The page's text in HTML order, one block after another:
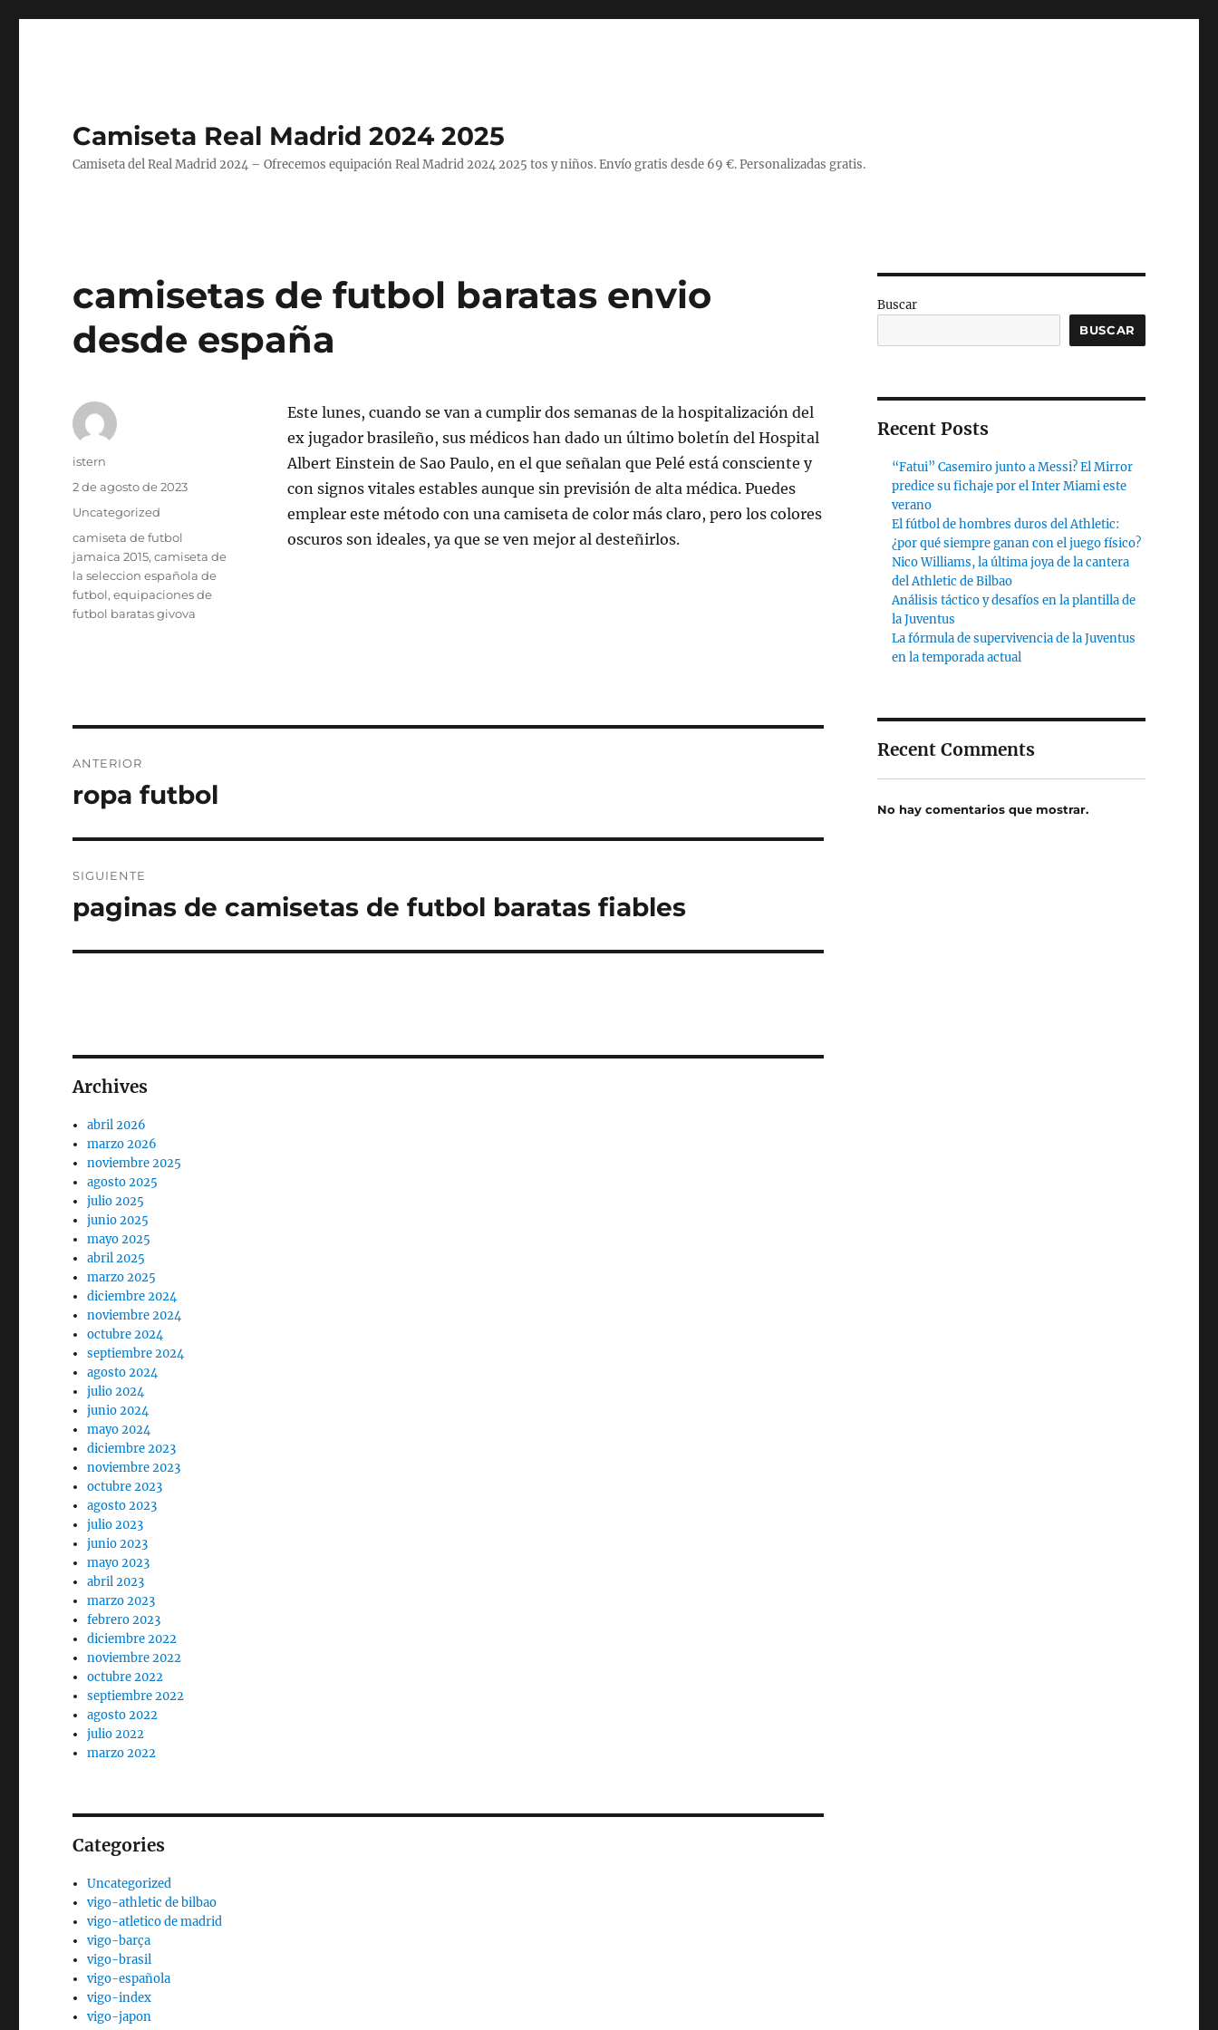
Camiseta Real Madrid 2024 2025
Camiseta del Real Madrid 2024 – Ofrecemos equipación Real Madrid 2024 2025 tos y niños. Envío gratis desde 69 €. Personalizadas gratis.
camisetas de futbol baratas envio
desde españa
Este lunes, cuando se van a cumplir dos semanas de la hospitalización del
ex jugador brasileño, sus médicos han dado un último boletín del Hospital
Albert Einstein de Sao Paulo, en el que señalan que Pelé está consciente y
con signos vitales estables aunque sin previsión de alta médica. Puedes
emplear este método con una camiseta de color más claro, pero los colores
oscuros son ideales, ya que se ven mejor al desteñirlos.
Autor
istern
Publicado
2 de agosto de 2023
Categorías
Uncategorized
Etiquetas
camiseta de futbol
jamaica 2015,camiseta de
la seleccion española de
futbol,equipaciones de
futbol baratas givova
de
ANTERIOR
Entrada
ropa futbol
SIGUIENTE
Entrada
paginas de camisetas de futbol baratas fiables
Archives
abril 2026
marzo 2026
noviembre 2025
agosto 2025
julio 2025
junio 2025
mayo 2025
abril 2025
marzo 2025
diciembre 2024
noviembre 2024
octubre 2024
septiembre 2024
agosto 2024
julio 2024
junio 2024
mayo 2024
diciembre 2023
noviembre 2023
octubre 2023
agosto 2023
julio 2023
junio 2023
mayo 2023
abril 2023
marzo 2023
febrero 2023
diciembre 2022
noviembre 2022
octubre 2022
septiembre 2022
agosto 2022
julio 2022
marzo 2022
Categories
Uncategorized
vigo-athletic de bilbao
vigo-atletico de madrid
vigo-barça
vigo-brasil
vigo-española
vigo-index
vigo-japon
Buscar
BUSCAR
Recent Posts
“Fatui” Casemiro junto a Messi? El Mirror
predice su fichaje por el Inter Miami este
verano
El fútbol de hombres duros del Athletic:
¿por qué siempre ganan con el juego físico?
Nico Williams, la última joya de la cantera
del Athletic de Bilbao
Análisis táctico y desafíos en la plantilla de
la Juventus
La fórmula de supervivencia de la Juventus
en la temporada actual
Recent Comments
No hay comentarios que mostrar.